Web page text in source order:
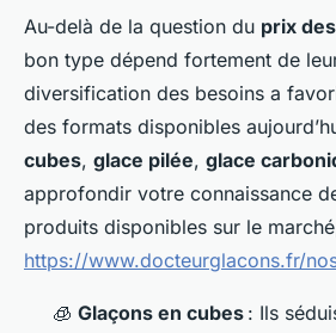
Au-delà de la question du prix
bon type dépend fortement de
diversification des besoins a
des formats disponibles
cubes, glace pilée, glace
approfondir votre connaissance
produits disponibles sur le
https://www.docteurglacons.fr/
🧊 Glaçons en cubes : Ils